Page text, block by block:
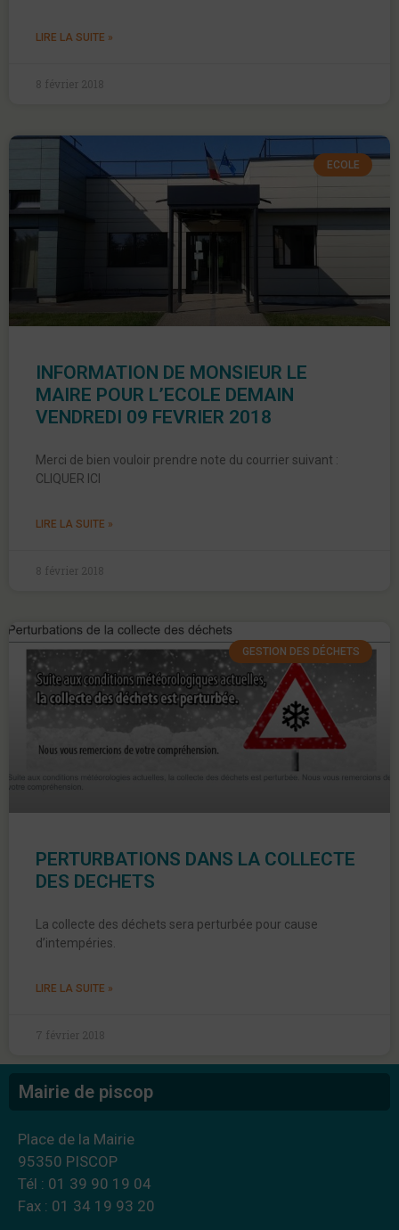
LIRE LA SUITE »
8 février 2018
ECOLE
INFORMATION DE MONSIEUR LE
MAIRE POUR L’ECOLE DEMAIN
VENDREDI 09 FEVRIER 2018
Merci de bien vouloir prendre note du courrier suivant :
CLIQUER ICI
LIRE LA SUITE »
8 février 2018
GESTION DES DÉCHETS
PERTURBATIONS DANS LA COLLECTE
DES DECHETS
La collecte des déchets sera perturbée pour cause
d’intempéries.
LIRE LA SUITE »
7 février 2018
Mairie de piscop
Place de la Mairie
95350 PISCOP
Tél : 01 39 90 19 04
Fax : 01 34 19 93 20